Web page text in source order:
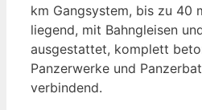
km Gangsystem, bis zu 40
liegend, mit Bahngleisen
ausgestattet, komplett
Panzerwerke und
verbindend.